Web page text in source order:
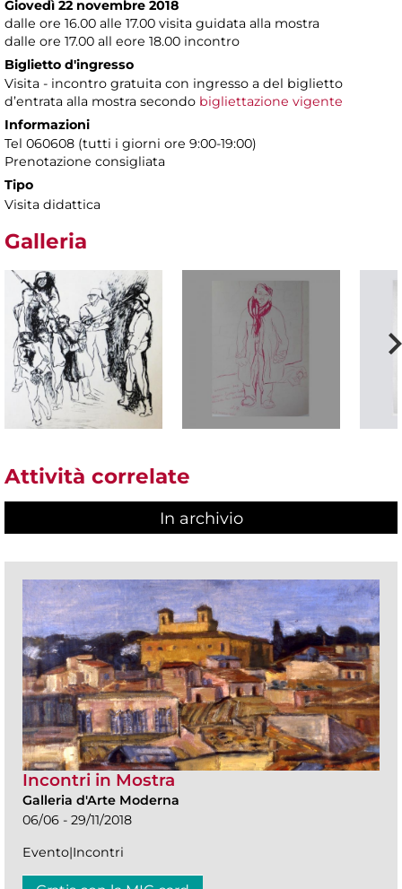
Giovedì 22 novembre 2018
dalle ore 16.00 alle 17.00 visita guidata alla mostra
dalle ore 17.00 all eore 18.00 incontro
Biglietto d'ingresso
Visita - incontro gratuita con ingresso a del biglietto
d’entrata alla mostra secondo bigliettazione vigente
Informazioni
Tel 060608 (tutti i giorni ore 9:00-19:00)
Prenotazione consigliata
Tipo
Visita didattica
Galleria
Attività correlate
In archivio
Incontri in Mostra
Galleria d'Arte Moderna
06/06 - 29/11/2018
Evento|Incontri